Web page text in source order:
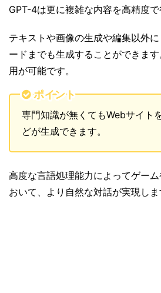
GPT-4は更に複雑な内容を高精度で
テキストや画像の生成や編集以外
ードまでも生成することができま
用が可能です。
ポイント
専門知識が無くてもWebサイト
どが生成できます。
高度な言語処理能力によってゲー
おいて、より自然な対話が実現しま